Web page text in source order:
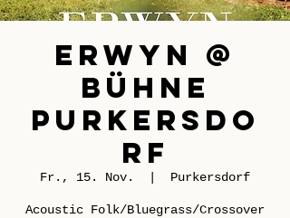
ERWYN @
Bühne
Purkersdo
rf
Fr., 15. Nov. Purkersdorf
Acoustic Folk/Bluegrass/Crossover